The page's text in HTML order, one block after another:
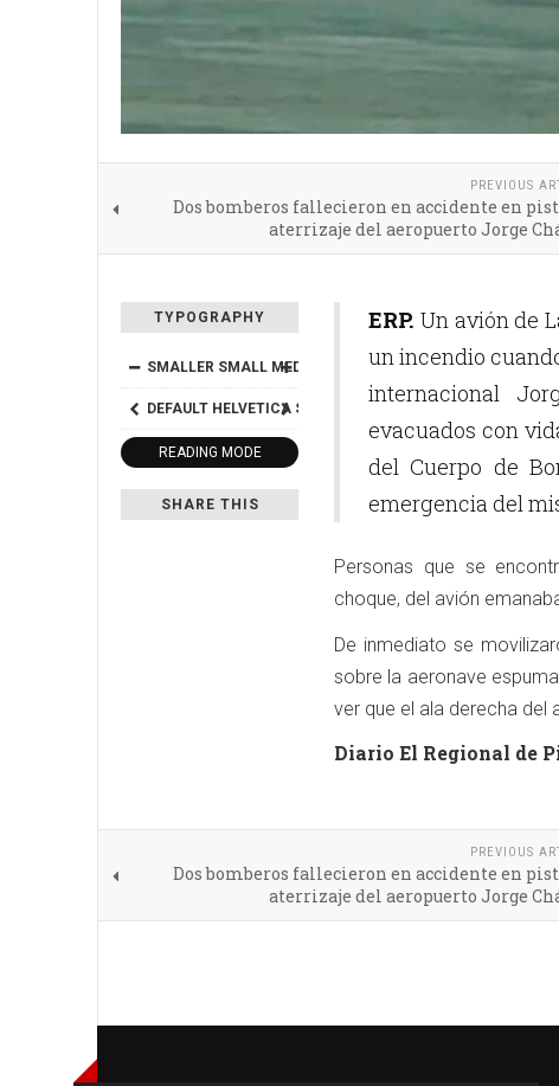
PREVIOUS
Dos bomberos fallecieron en accidente en
aterrizaje del aeropuerto Jorge
TYPOGRAPHY
SMALLER SMALL MEDIUM BIGGER
DEFAULT HELVETICA SEGOE
READING MODE
SHARE THIS
ERP. Un avión de
un incendio
internacional
evacuados con
del Cuerpo de
emergencia del
Personas que se
choque, del avión
De inmediato se
sobre la aeronave
ver que el ala derecha del
Diario El Regional de
PREVIOUS
Dos bomberos fallecieron en accidente en
aterrizaje del aeropuerto Jorge